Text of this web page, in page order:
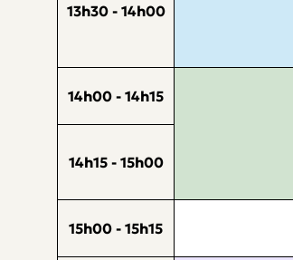
13h30 - 14h00
14h00 - 14h15
14h15 - 15h00
15h00 - 15h15